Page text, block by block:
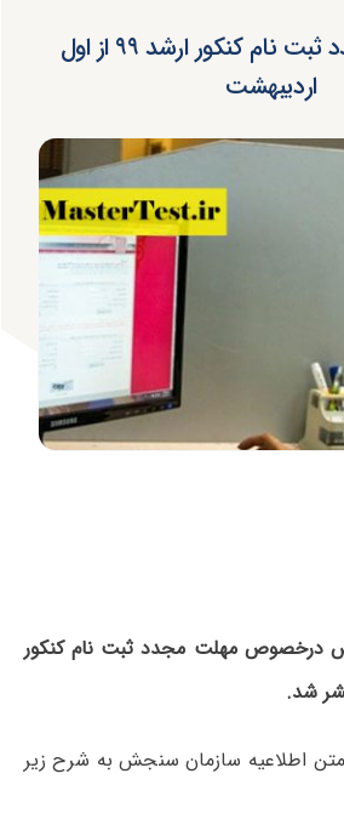
آغاز مهلت مجدد ثبت نام کنکور ارشد ۹۹ از اول
اردیبهشت
درخصوص مهلت مجدد ثبت نام کنکور
اطلاعیه سازمان سنجش به شرح زیر